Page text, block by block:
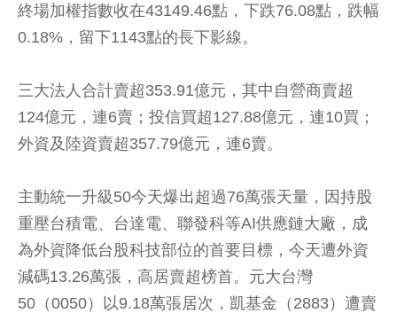
終場加權指數收在43149.46點，下跌76.08點，跌幅
0.18%，留下1143點的長下影線。
三大法人合計賣超353.91億元，其中自營商賣超
124億元，連6賣；投信買超127.88億元，連10買；
外資及陸資賣超357.79億元，連6賣。
主動統一升級50今天爆出超過76萬張天量，因持股
重壓台積電、台達電、聯發科等AI供應鏈大廠，成
為外資降低台股科技部位的首要目標，今天遭外資
減碼13.26萬張，高居賣超榜首。元大台灣
50（0050）以9.18萬張居次，凱基金（2883）遭賣